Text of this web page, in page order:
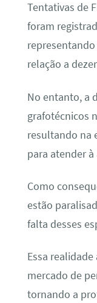
Tentativas de
foram
relação a
No entanto, a
grafotécnicos
resultando na
para atender
Como
estão
falta desses
Essa
mercado de
tornando a